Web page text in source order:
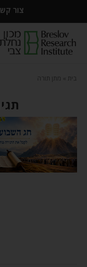
צור
בית מתן תורה